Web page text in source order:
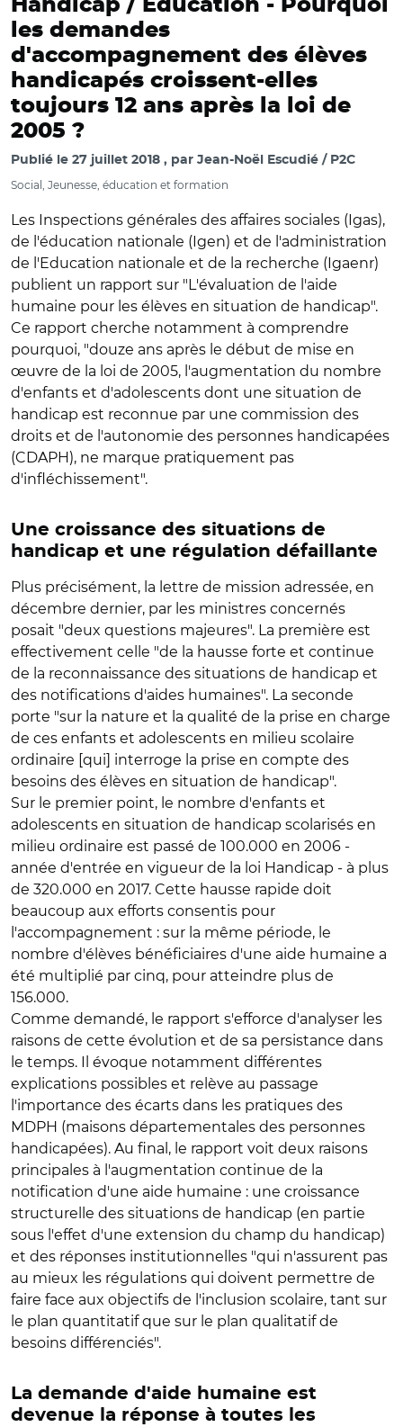
Handicap / Education - Pourquoi
les demandes
d'accompagnement des élèves
handicapés croissent-elles
toujours 12 ans après la loi de
2005 ?
Publié le 27 juillet 2018 par Jean-Noël Escudié / P2C
Social, Jeunesse, éducation et formation
Les Inspections générales des affaires sociales (Igas),
de l'éducation nationale (Igen) et de l'administration
de l'Education nationale et de la recherche (Igaenr)
publient un rapport sur "L'évaluation de l'aide
humaine pour les élèves en situation de handicap".
Ce rapport cherche notamment à comprendre
pourquoi, "douze ans après le début de mise en
œuvre de la loi de 2005, l'augmentation du nombre
d'enfants et d'adolescents dont une situation de
handicap est reconnue par une commission des
droits et de l'autonomie des personnes handicapées
(CDAPH), ne marque pratiquement pas
d'infléchissement".
Une croissance des situations de
handicap et une régulation défaillante
Plus précisément, la lettre de mission adressée, en
décembre dernier, par les ministres concernés
posait "deux questions majeures". La première est
effectivement celle "de la hausse forte et continue
de la reconnaissance des situations de handicap et
des notifications d'aides humaines". La seconde
porte "sur la nature et la qualité de la prise en charge
de ces enfants et adolescents en milieu scolaire
ordinaire [qui] interroge la prise en compte des
besoins des élèves en situation de handicap".
Sur le premier point, le nombre d'enfants et
adolescents en situation de handicap scolarisés en
milieu ordinaire est passé de 100.000 en 2006 -
année d'entrée en vigueur de la loi Handicap - à plus
de 320.000 en 2017. Cette hausse rapide doit
beaucoup aux efforts consentis pour
l'accompagnement : sur la même période, le
nombre d'élèves bénéficiaires d'une aide humaine a
été multiplié par cinq, pour atteindre plus de
156.000.
Comme demandé, le rapport s'efforce d'analyser les
raisons de cette évolution et de sa persistance dans
le temps. Il évoque notamment différentes
explications possibles et relève au passage
l'importance des écarts dans les pratiques des
MDPH (maisons départementales des personnes
handicapées). Au final, le rapport voit deux raisons
principales à l'augmentation continue de la
notification d'une aide humaine : une croissance
structurelle des situations de handicap (en partie
sous l'effet d'une extension du champ du handicap)
et des réponses institutionnelles "qui n'assurent pas
au mieux les régulations qui doivent permettre de
faire face aux objectifs de l'inclusion scolaire, tant sur
le plan quantitatif que sur le plan qualitatif de
besoins différenciés".
La demande d'aide humaine est
devenue la réponse à toutes les